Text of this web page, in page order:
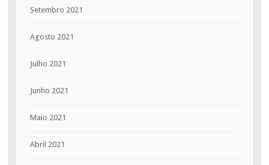
Setembro 2021
Agosto 2021
Julho 2021
Junho 2021
Maio 2021
Abril 2021